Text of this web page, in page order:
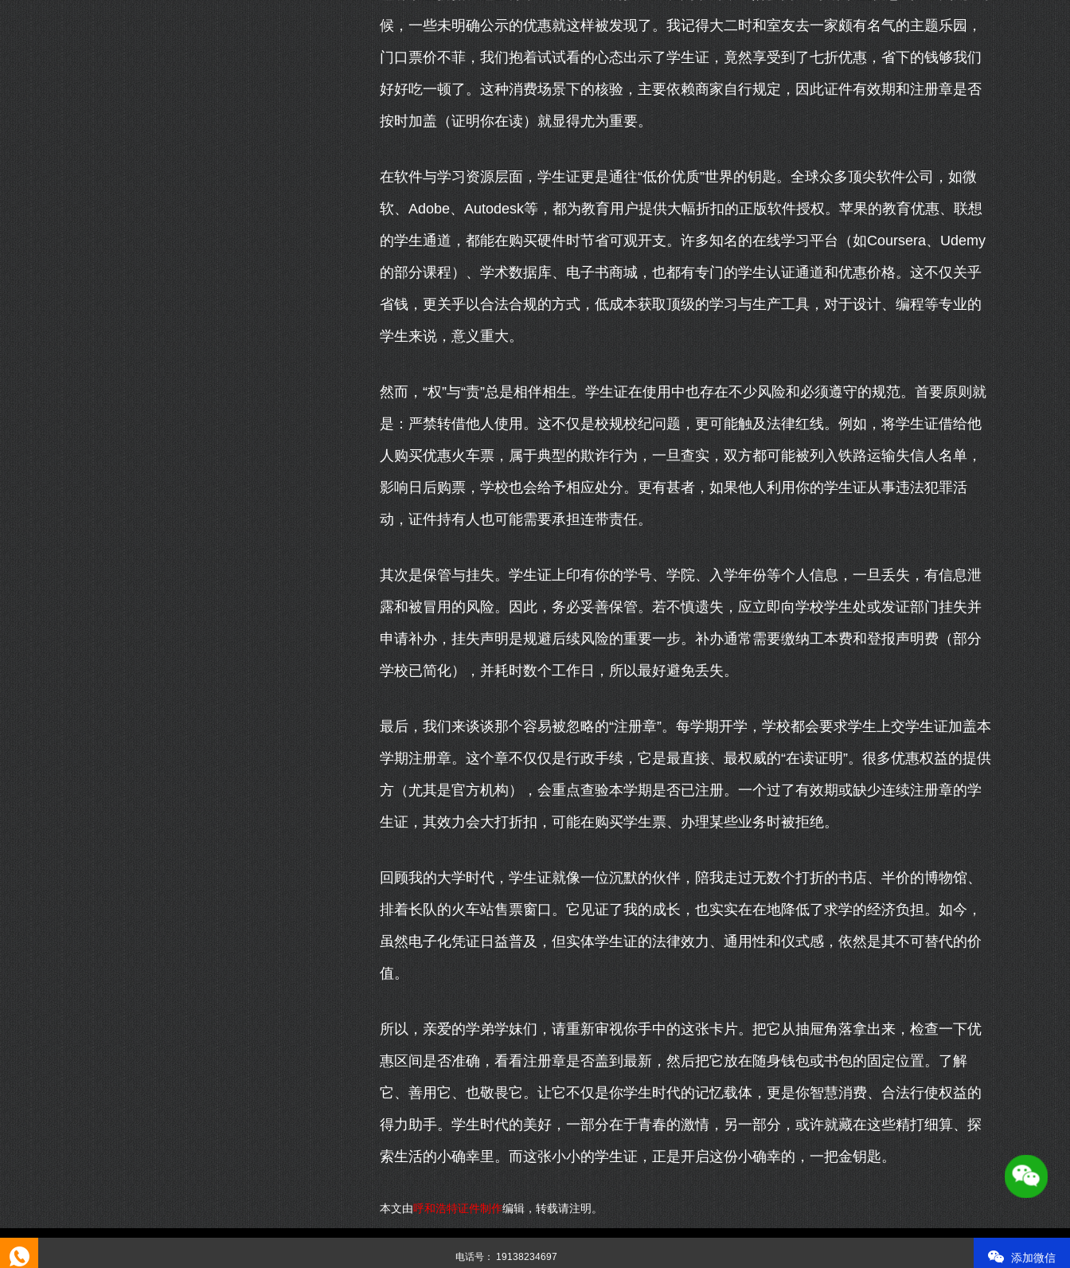
候，一些未明确公示的优惠就这样被发现了。我记得大二时和室友去一家颇有名气的主题乐园，
门口票价不菲，我们抱着试试看的心态出示了学生证，竟然享受到了七折优惠，省下的钱够我们
好好吃一顿了。这种消费场景下的核验，主要依赖商家自行规定，因此证件有效期和注册章是否
按时加盖（证明你在读）就显得尤为重要。
在软件与学习资源层面，学生证更是通往“低价优质”世界的钥匙。全球众多顶尖软件公司，如微
软、Adobe、Autodesk等，都为教育用户提供大幅折扣的正版软件授权。苹果的教育优惠、联想
的学生通道，都能在购买硬件时节省可观开支。许多知名的在线学习平台（如Coursera、Udemy
的部分课程）、学术数据库、电子书商城，也都有专门的学生认证通道和优惠价格。这不仅关乎
省钱，更关乎以合法合规的方式，低成本获取顶级的学习与生产工具，对于设计、编程等专业的
学生来说，意义重大。
然而，“权”与“责”总是相伴相生。学生证在使用中也存在不少风险和必须遵守的规范。首要原则就
是：严禁转借他人使用。这不仅是校规校纪问题，更可能触及法律红线。例如，将学生证借给他
人购买优惠火车票，属于典型的欺诈行为，一旦查实，双方都可能被列入铁路运输失信人名单，
影响日后购票，学校也会给予相应处分。更有甚者，如果他人利用你的学生证从事违法犯罪活
动，证件持有人也可能需要承担连带责任。
其次是保管与挂失。学生证上印有你的学号、学院、入学年份等个人信息，一旦丢失，有信息泄
露和被冒用的风险。因此，务必妥善保管。若不慎遗失，应立即向学校学生处或发证部门挂失并
申请补办，挂失声明是规避后续风险的重要一步。补办通常需要缴纳工本费和登报声明费（部分
学校已简化），并耗时数个工作日，所以最好避免丢失。
最后，我们来谈谈那个容易被忽略的“注册章”。每学期开学，学校都会要求学生上交学生证加盖本
学期注册章。这个章不仅仅是行政手续，它是最直接、最权威的“在读证明”。很多优惠权益的提供
方（尤其是官方机构），会重点查验本学期是否已注册。一个过了有效期或缺少连续注册章的学
生证，其效力会大打折扣，可能在购买学生票、办理某些业务时被拒绝。
回顾我的大学时代，学生证就像一位沉默的伙伴，陪我走过无数个打折的书店、半价的博物馆、
排着长队的火车站售票窗口。它见证了我的成长，也实实在在地降低了求学的经济负担。如今，
虽然电子化凭证日益普及，但实体学生证的法律效力、通用性和仪式感，依然是其不可替代的价
值。
所以，亲爱的学弟学妹们，请重新审视你手中的这张卡片。把它从抽屉角落拿出来，检查一下优
惠区间是否准确，看看注册章是否盖到最新，然后把它放在随身钱包或书包的固定位置。了解
它、善用它、也敬畏它。让它不仅是你学生时代的记忆载体，更是你智慧消费、合法行使权益的
得力助手。学生时代的美好，一部分在于青春的激情，另一部分，或许就藏在这些精打细算、探
索生活的小确幸里。而这张小小的学生证，正是开启这份小确幸的，一把金钥匙。
本文由呼和浩特证件制作编辑，转载请注明。
电话号： 19138234697 添加微信